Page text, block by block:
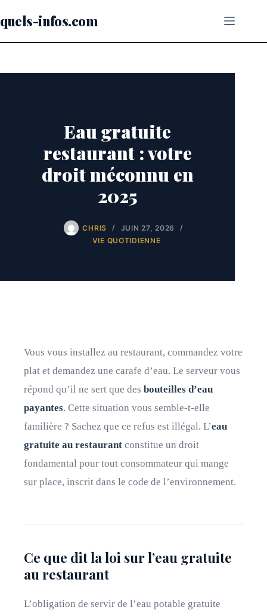
au
contenu
quels-infos.com
Eau gratuite
restaurant : votre
droit méconnu en
2025
CHRIS
JUIN 27, 2026
VIE QUOTIDIENNE
Vous vous installez au restaurant, commandez votre
plat et demandez une carafe d’eau. Le serveur vous
répond qu’il ne sert que des bouteilles d’eau
payantes. Cette situation vous semble-t-elle
familière ? Sachez que ce refus est illégal. L’eau
gratuite au restaurant constitue un droit
fondamental pour tout consommateur qui mange
sur place, inscrit dans le code de l’environnement.
Ce que dit la loi sur l’eau gratuite
au restaurant
L’obligation de servir de l’eau potable gratuite